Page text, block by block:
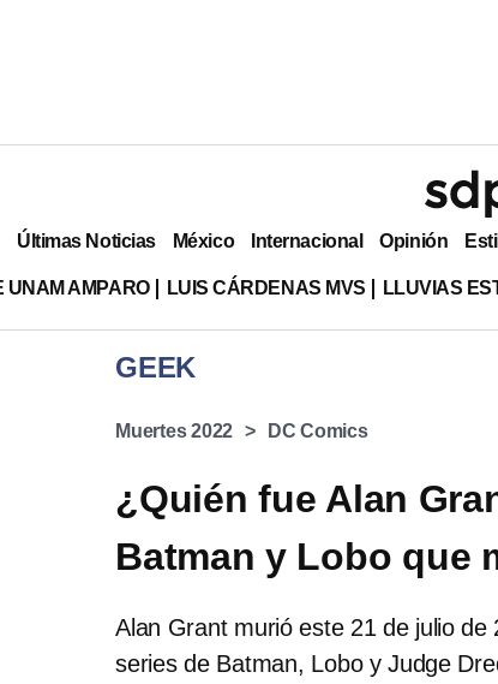
Últimas Noticias México Internacional Opinión
UNAM AMPARO LUIS CÁRDENAS MVS LLUVIAS
GEEK
Muertes 2022 DC Comics
¿Quién fue Alan
Batman y Lobo que
Alan Grant murió este 21 de julio
series de Batman, Lobo y Judge